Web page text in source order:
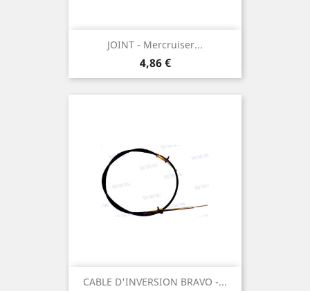
JOINT - Mercruiser...
Prix
4,86 €
CABLE D'INVERSION BRAVO -...